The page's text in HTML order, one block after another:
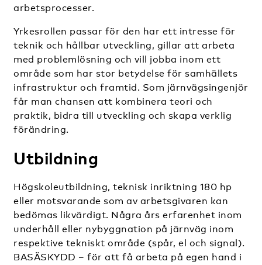
arbetsprocesser.
Yrkesrollen passar för den har ett intresse för
teknik och hållbar utveckling, gillar att arbeta
med problemlösning och vill jobba inom ett
område som har stor betydelse för samhällets
infrastruktur och framtid. Som järnvägsingenjör
får man chansen att kombinera teori och
praktik, bidra till utveckling och skapa verklig
förändring.
Utbildning
Högskoleutbildning, teknisk inriktning 180 hp
eller motsvarande som av arbetsgivaren kan
bedömas likvärdigt. Några års erfarenhet inom
underhåll eller nybyggnation på järnväg inom
respektive tekniskt område (spår, el och signal).
BASÄSKYDD – för att få arbeta på egen hand i